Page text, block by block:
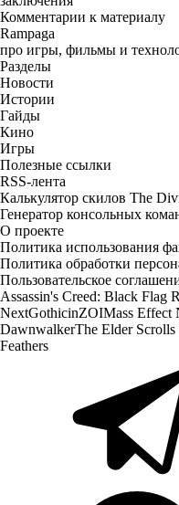
Комментарии к материалу
Rampaga
про игры, фильмы и
Разделы
Новости
Истории
Гайды
Кино
Игры
Полезные ссылки
RSS-лента
Калькулятор скилов The
Генератор консольных
О проекте
Политика использования
Политика обработки
Пользовательское
Assassin's Creed: Black Flag
NextGothicinZOIMass Effect
DawnwalkerThe Elder
Feathers